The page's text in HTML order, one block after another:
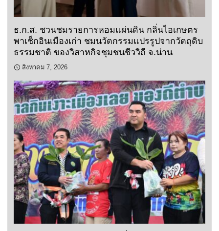
ธ.ก.ส. ชวนชมรายการหอมแผ่นดิน กลิ่นไอเกษตร
พาเช็กอินเมืองเก่า ชมนวัตกรรมแปรรูปจากวัตถุดิบ
ธรรมชาติ ของวิสาหกิจชุมชนชีววิถี จ.น่าน
สิงหาคม 7, 2026